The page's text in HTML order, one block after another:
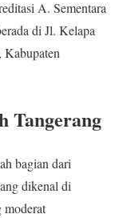
A. Sementara
di Jl. Kelapa
Tangerang
bagian dari
dikenal di
moderat